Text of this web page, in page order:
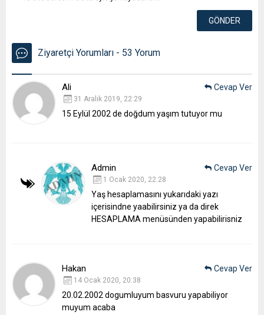
Ziyaretçi Yorumları - 53 Yorum
Ali
31 Aralık 2019, 22:29
15 Eylül 2002 de doğdum yaşım tutuyor mu
Cevap Ver
Admin
1 Ocak 2020, 22:28
Yaş hesaplamasını yukarıdaki yazı
içerisindne yaabilirsiniz ya da direk
HESAPLAMA menüsünden yapabilirisniz
Cevap Ver
Hakan
14 Ocak 2020, 20:38
20.02.2002 dogumluyum basvuru yapabiliyor
muyum acaba
Cevap Ver